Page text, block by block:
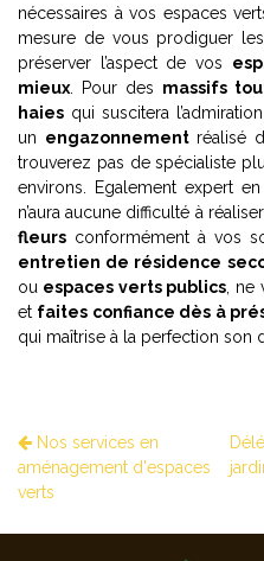
nécessaires à vos espaces
mesure de vous prodiguer les
préserver l’aspect de vos
mieux. Pour des massifs
haies qui suscitera
un engazonnementréalisé
trouverez pas de spécialiste
environs. Egalement expert en
n’aura aucune difficulté à
fleurs conformément à vos
entretien de résidence
ou espaces verts publics, ne
et faites confiance dès à
qui maîtrise à la perfection
Nos services en
aménagement d'espaces
verts